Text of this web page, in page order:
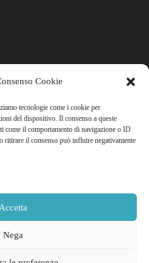
Cookie
tecnologie come i cookie per
del dispositivo. Il consenso a queste
come il comportamento di navigazione o ID
ritirare il consenso può influire negativamente
Accetta
Nega